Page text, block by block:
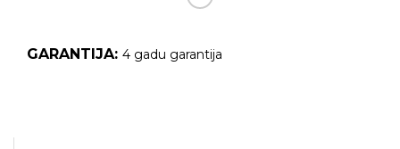
GARANTIJA: 4 gadu garantija